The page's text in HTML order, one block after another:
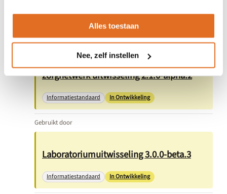
Alles toestaan
Nee, zelf instellen
Vaccinatie-Immunisatie t.b.v.
zorgnetwerk uitwisseling 2.1.0-alpha.2
Informatiestandaard In Ontwikkeling
Gebruikt door
Laboratoriumuitwisseling 3.0.0-beta.3
Informatiestandaard In Ontwikkeling